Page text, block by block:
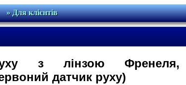
» Для клієнтів
з лінзою Френеля,
датчик руху)